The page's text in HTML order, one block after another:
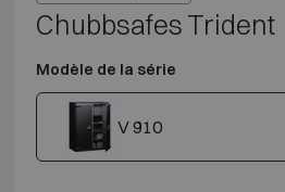
Chubbsafes Trident
Modèle de la série
V 910